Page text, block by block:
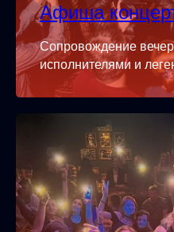
Афиша
Сопровождение
исполнителями и